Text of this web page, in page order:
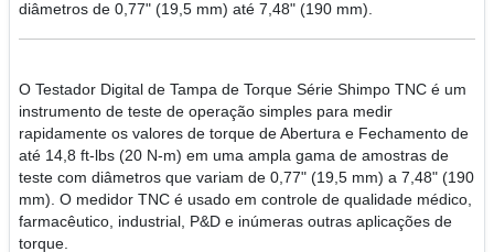
diâmetros de 0,77" (19,5 mm) até 7,48" (190 mm).
O Testador Digital de Tampa de Torque Série Shimpo TNC é um
instrumento de teste de operação simples para medir
rapidamente os valores de torque de Abertura e Fechamento de
até 14,8 ft-lbs (20 N-m) em uma ampla gama de amostras de
teste com diâmetros que variam de 0,77" (19,5 mm) a 7,48" (190
mm). O medidor TNC é usado em controle de qualidade médico,
farmacêutico, industrial, P&D e inúmeras outras aplicações de
torque.